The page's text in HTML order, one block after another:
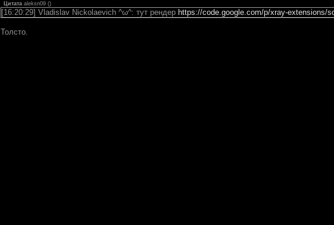
Цитата aleksn09 ()
[16:20:29] Vladislav Nickolaevich ^ω^: тут рендер https://code.google.com/p/xray-extensions/
Толсто.